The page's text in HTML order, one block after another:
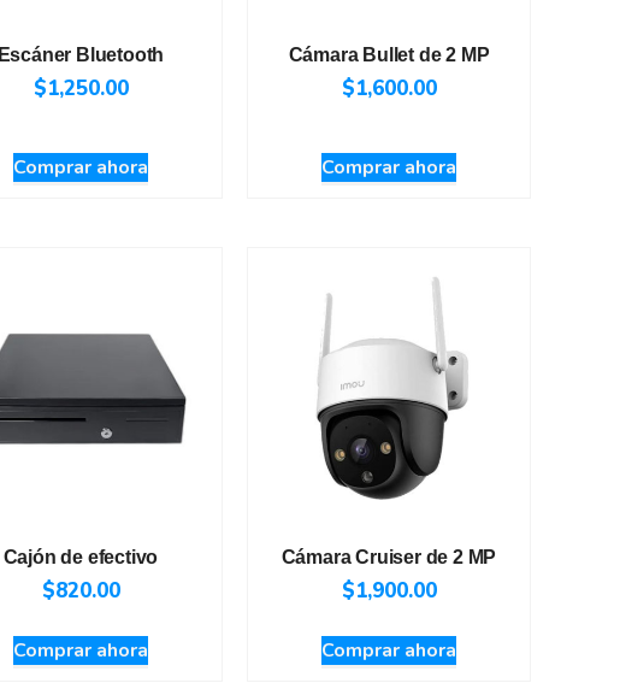
Escáner Bluetooth
$1,250.00
Comprar ahora
Cámara Bullet de 2 MP
$1,600.00
Comprar ahora
Cajón de efectivo
$820.00
Comprar ahora
Cámara Cruiser de 2 MP
$1,900.00
Comprar ahora